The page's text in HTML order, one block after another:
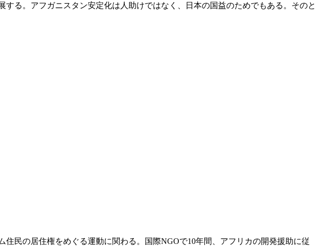
る。アフガニスタン安定化は人助けではなく、日本の国益のためでもある。そのと
民の居住権をめぐる運動に関わる。国際NGOで10年間、アフリカの開発援助に従